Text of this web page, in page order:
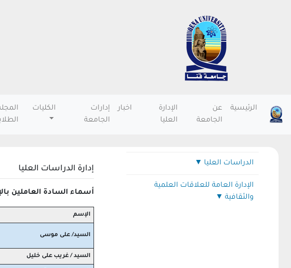
الرئيسية
عن
الجامعة
الإدارة
العليا
اخبار
إدارات
الجامعة
الكليات
الدراسات العليا
أخبار الدراسات العليا
الإدارة العامة للعلاقات العلمية
والثقافية
إدارة الدراسات العليا
أسماء السادة العاملين
الإسم
السيد/ على موسى
السيد / غريب على خليل